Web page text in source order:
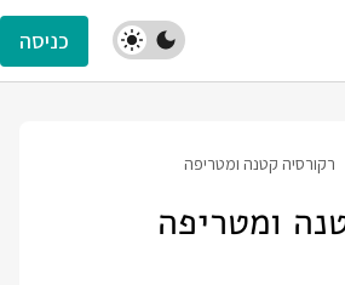
כניסה
רקורסיה קטנה ומטריפה
ומטריפה